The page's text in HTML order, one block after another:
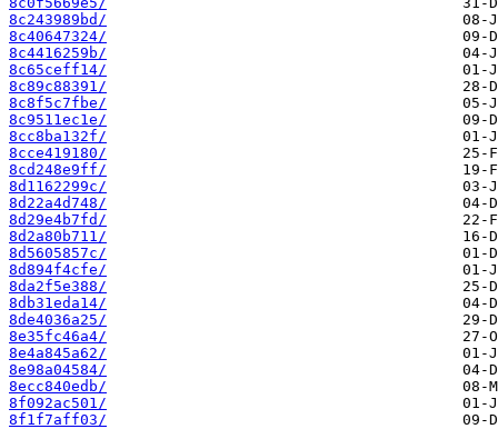
8c243989bd/
8c40647324/
8c4416259b/
8c65ceff14/
8c89c88391/
8c8f5c7fbe/
8c9511ec1e/
8cc8ba132f/
8cce419180/
8cd248e9ff/
8d1162299c/
8d22a4d748/
8d29e4b7fd/
8d2a80b711/
8d5605857c/
8d894f4cfe/
8da2f5e388/
8db31eda14/
8de4036a25/
8e35fc46a4/
8e4a845a62/
8e98a04584/
8ecc840edb/
8f092ac501/
8f1f7aff03/